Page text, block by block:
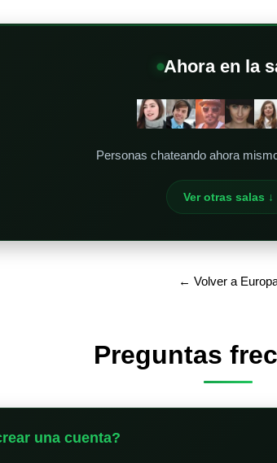
Ahora en la
Personas chateando ahora
Ver otras salas ↓
← Volver a
Preguntas
una cuenta?